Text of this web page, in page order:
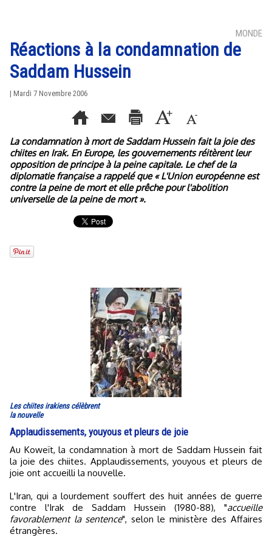
MONDE
Réactions à la condamnation de
Saddam Hussein
| Mardi 7 Novembre 2006
La condamnation à mort de Saddam Hussein fait la joie des
chiites en Irak. En Europe, les gouvernements réitèrent leur
opposition de principe à la peine capitale. Le chef de la
diplomatie française a rappelé que « L'Union européenne est
contre la peine de mort et elle prêche pour l'abolition
universelle de la peine de mort ».
Les chiites irakiens célèbrent
la nouvelle
Applaudissements, youyous et pleurs de joie
Au Koweït, la condamnation à mort de Saddam Hussein fait
la joie des chiites. Applaudissements, youyous et pleurs de
joie ont accueilli la nouvelle.
L'Iran, qui a lourdement souffert des huit années de guerre
contre l'Irak de Saddam Hussein (1980-88), "accueille
favorablement la sentence", selon le ministère des Affaires
étrangères.